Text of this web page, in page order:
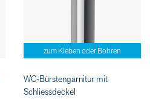
zum Kleben oder Bohren
WC-Bürstengarnitur mit
Schliessdeckel